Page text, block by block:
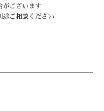
がございます
途ご相談ください